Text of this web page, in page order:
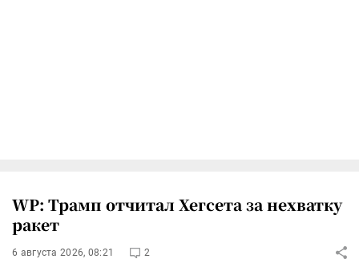
WP: Трамп отчитал Хегсета за нехватку
ракет
6 августа 2026, 08:21 2